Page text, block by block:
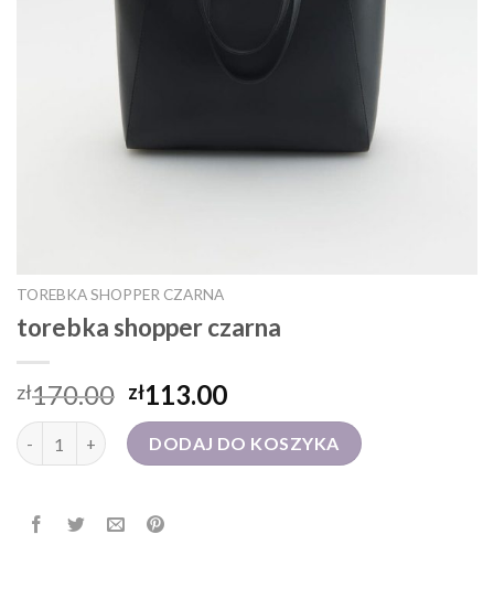
TOREBKA SHOPPER CZARNA
torebka shopper czarna
zł170.00 zł113.00
ilość torebka shopper czarnaDODAJ DO KOSZYKA